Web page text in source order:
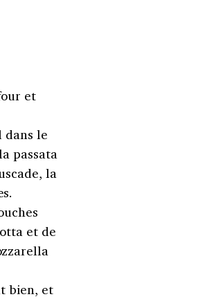
et
dans le
passata
la
et de
bien, et